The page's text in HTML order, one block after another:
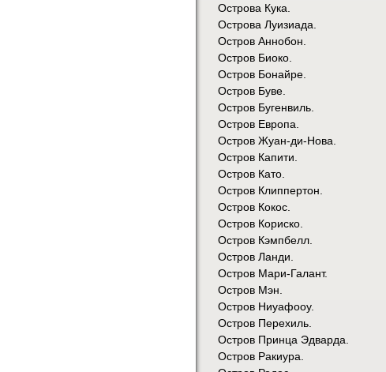
Острова Кука.
Острова Луизиада.
Остров Аннобон.
Остров Биоко.
Остров Бонайре.
Остров Буве.
Остров Бугенвиль.
Остров Европа.
Остров Жуан-ди-Нова.
Остров Капити.
Остров Като.
Остров Клиппертон.
Остров Кокос.
Остров Кориско.
Остров Кэмпбелл.
Остров Ланди.
Остров Мари-Галант.
Остров Мэн.
Остров Ниуафооу.
Остров Перехиль.
Остров Принца Эдварда.
Остров Ракиура.